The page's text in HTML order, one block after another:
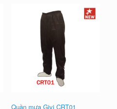
Quần mưa Givi CRT01